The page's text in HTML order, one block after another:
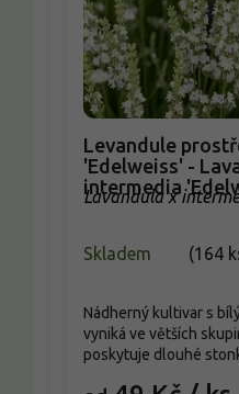
Levandule
'Edelweiss' -
intermedia
Lavandula x
Skladem
(164
Nádherný kultivar s
vyniká ve větších
poskytuje dlouhé